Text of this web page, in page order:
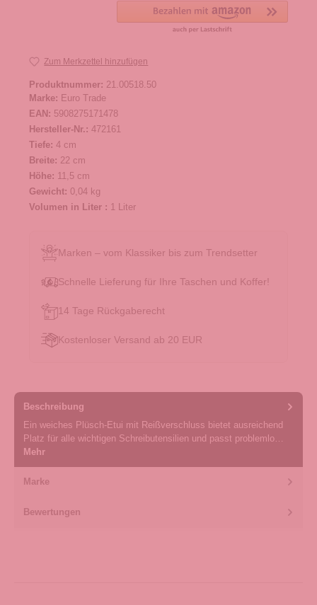
Zum Merkzettel hinzufügen
Produktnummer: 21.00518.50
Marke: Euro Trade
EAN: 5908275171478
Hersteller-Nr.: 472161
Tiefe: 4 cm
Breite: 22 cm
Höhe: 11,5 cm
Gewicht: 0,04 kg
Volumen in Liter : 1 Liter
Marken – vom Klassiker bis zum Trendsetter
Schnelle Lieferung für Ihre Taschen und Koffer!
14 Tage Rückgaberecht
Kostenloser Versand ab 20 EUR
Beschreibung
Ein weiches Plüsch-Etui mit Reißverschluss bietet ausreichend
Platz für alle wichtigen Schreibutensilien und passt problemlo…
Mehr
Marke
Bewertungen